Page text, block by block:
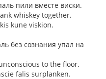
пили вместе виски.
whiskey together.
kune viskion.
без сознания упал на
to the floor.
falis surplanken.